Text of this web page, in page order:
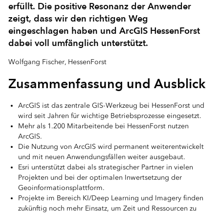
erfüllt. Die positive Resonanz der Anwender
zeigt, dass wir den richtigen Weg
eingeschlagen haben und ArcGIS HessenForst
dabei voll umfänglich unterstützt.
Wolfgang Fischer, HessenForst
Zusammenfassung und Ausblick
ArcGIS ist das zentrale GIS-Werkzeug bei HessenForst und
wird seit Jahren für wichtige Betriebsprozesse eingesetzt.
Mehr als 1.200 Mitarbeitende bei HessenForst nutzen
ArcGIS.
Die Nutzung von ArcGIS wird permanent weiterentwickelt
und mit neuen Anwendungsfällen weiter ausgebaut.
Esri unterstützt dabei als strategischer Partner in vielen
Projekten und bei der optimalen Inwertsetzung der
Geoinformationsplattform.
Projekte im Bereich KI/Deep Learning und Imagery finden
zukünftig noch mehr Einsatz, um Zeit und Ressourcen zu